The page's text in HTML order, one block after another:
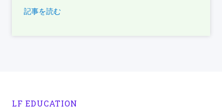
記事を読む
LF EDUCATION